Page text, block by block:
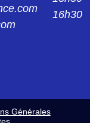
16h30
Générales